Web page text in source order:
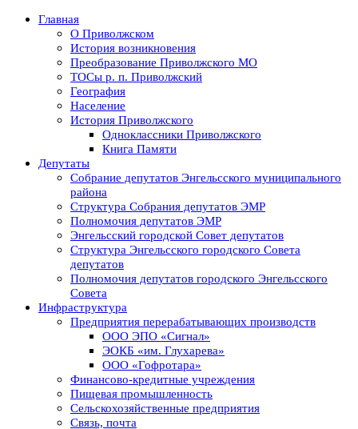
Главная
О Приволжском
История возникновения
Преобразование Приволжского МО
ТОСы р. п. Приволжский
География
Население
История Приволжского
Одноклассники Приволжского
Книга Памяти
Депутаты
Собрание депутатов Энгельсского муниципального
района
Структура Собрания депутатов ЭМР
Полномочия депутатов ЭМР
Энгельсский городской Совет депутатов
Структура Энгельсского городского Совета
депутатов
Полномочия депутатов городского Энгельсского
Совета
Инфраструктура
Предприятия перерабатывающих производств
ООО ЭПО «Сигнал»
ЭОКБ «им. Глухарева»
ООО «Гофротара»
Финансово-кредитные учреждения
Пищевая промышленность
Сельскохозяйственные предприятия
Связь, почта